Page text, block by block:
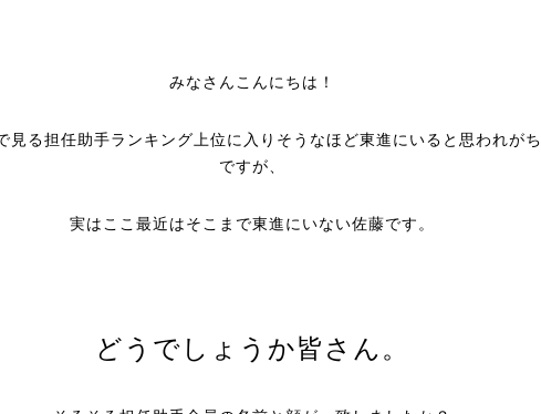
みなさんこんにちは！
見る担任助手ランキング上位に入りそうなほど東進にいると思われがち
ですが、
実はここ最近はそこまで東進にいない佐藤です。
どうでしょうか皆さん。